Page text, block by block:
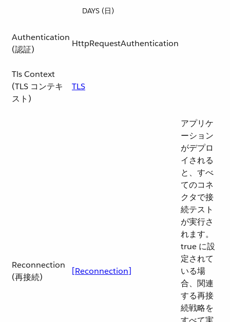
DAYS (日)
Authentication
(認証)
HttpRequestAuthentication
Tls Context
(TLS コンテキ
スト)
TLS
Reconnection
(再接続)
[Reconnection]
アプリケ
ーション
がデプロ
イされる
と、すべ
てのコネ
クタで接
続テスト
が実行さ
れます。
true に設
定されて
いる場
合、関連
する再接
続戦略を